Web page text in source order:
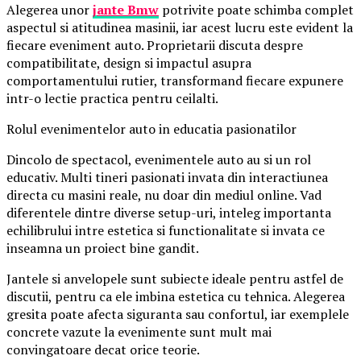
Alegerea unorjante Bmw potrivite poate schimba complet
aspectul si atitudinea masinii, iar acest lucru este evident la
fiecare eveniment auto. Proprietarii discuta despre
compatibilitate, design si impactul asupra
comportamentului rutier, transformand fiecare expunere
intr-o lectie practica pentru ceilalti.
Rolul evenimentelor auto in educatia pasionatilor
Dincolo de spectacol, evenimentele auto au si un rol
educativ. Multi tineri pasionati invata din interactiunea
directa cu masini reale, nu doar din mediul online. Vad
diferentele dintre diverse setup-uri, inteleg importanta
echilibrului intre estetica si functionalitate si invata ce
inseamna un proiect bine gandit.
Jantele si anvelopele sunt subiecte ideale pentru astfel de
discutii, pentru ca ele imbina estetica cu tehnica. Alegerea
gresita poate afecta siguranta sau confortul, iar exemplele
concrete vazute la evenimente sunt mult mai
convingatoare decat orice teorie.